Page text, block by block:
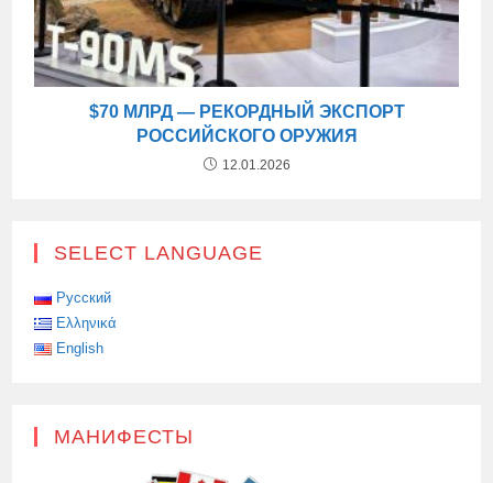
$70 МЛРД — РЕКОРДНЫЙ ЭКСПОРТ
РОССИЙСКОГО ОРУЖИЯ
12.01.2026
SELECT LANGUAGE
Русский
Ελληνικά
English
МАНИФЕСТЫ